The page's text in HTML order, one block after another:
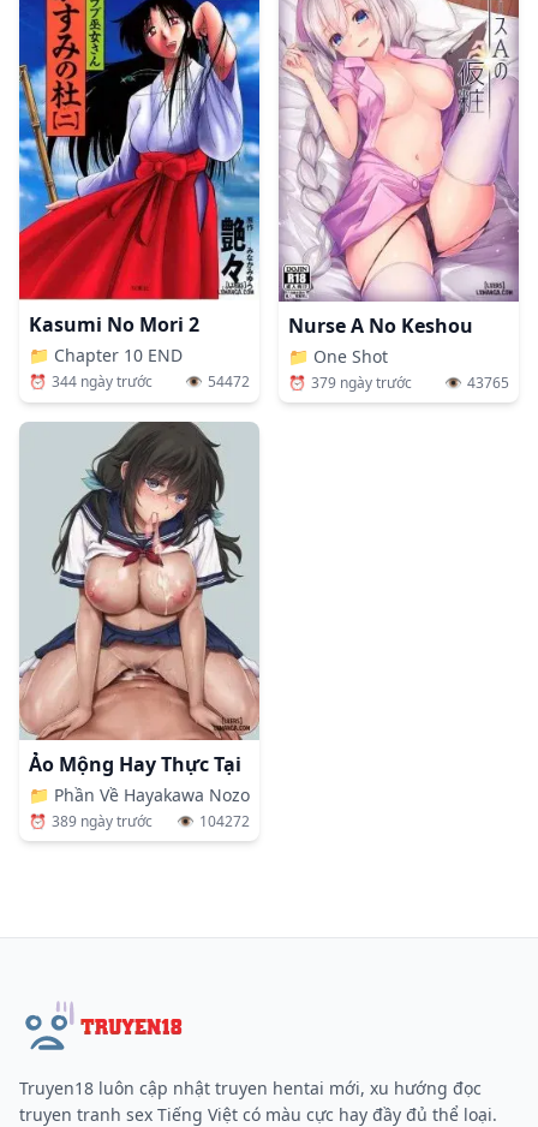
Kasumi No Mori 2
📁 Chapter 10 END
⏰ 344 ngày trước 👁️ 54472
Nurse A No Keshou
📁 One Shot
⏰ 379 ngày trước 👁️ 43765
Ảo Mộng Hay Thực Tại
📁 Phần Về Hayakawa Nozomi (P2)
⏰ 389 ngày trước 👁️ 104272
Truyen18 luôn cập nhật truyen hentai mới, xu hướng đọc
truyen tranh sex Tiếng Việt có màu cực hay đầy đủ thể loại.